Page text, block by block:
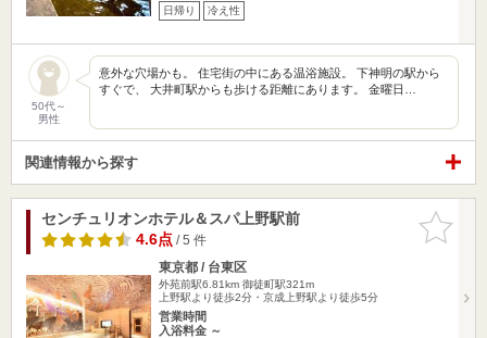
日帰り 冷え性
50代～
男性
意外な穴場かも。 住宅街の中にある温浴施設。 下神明の駅から
すぐで、 大井町駅からも歩ける距離にあります。 金曜日…
関連情報から探す
お気に入
りに追加
センチュリオンホテル＆スパ上野駅前
4.6点/ 5 件
東京都 / 台東区
外苑前駅6.81km 御徒町駅321m
上野駅より徒歩2分・京成上野駅より徒歩5分
営業時間
入浴料金 ～